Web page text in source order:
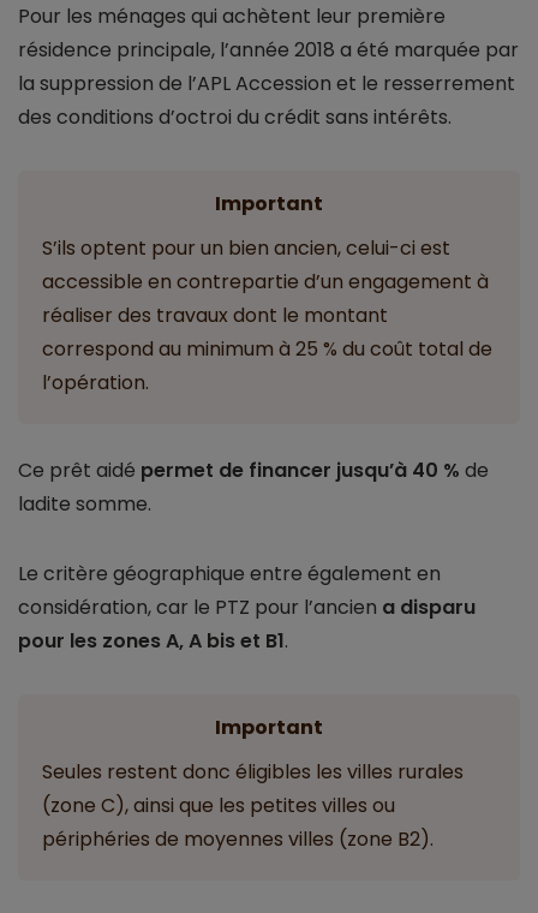
Pour les ménages qui achètent leur première
résidence principale, l’année 2018 a été marquée par
la suppression de l’APL Accession et le resserrement
des conditions d’octroi du crédit sans intérêts.
Important
S’ils optent pour un bien ancien, celui-ci est
accessible en contrepartie d’un engagement à
réaliser des travaux dont le montant
correspond au minimum à 25 % du coût total de
l’opération.
Ce prêt aidé permet de financer jusqu’à 40 % de
ladite somme.
Le critère géographique entre également en
considération, car le PTZ pour l’ancien a disparu
pour les zones A, A bis et B1.
Important
Seules restent donc éligibles les villes rurales
(zone C), ainsi que les petites villes ou
périphéries de moyennes villes (zone B2).